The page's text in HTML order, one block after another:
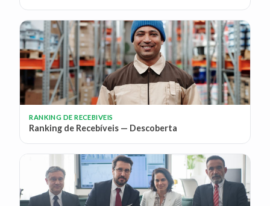
RANKING DE RECEBIVEIS
Ranking de Recebíveis — Descoberta